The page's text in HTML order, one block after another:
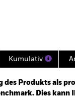
Kumulativ
des Produkts als
Dies